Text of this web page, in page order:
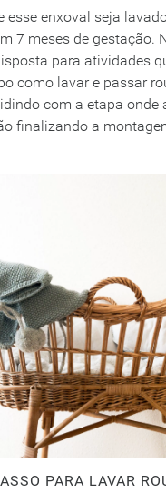
esse enxoval seja
7 meses de gestação.
para atividades
como lavar e passar
com a etapa onde
finalizando a
PARA LAVAR